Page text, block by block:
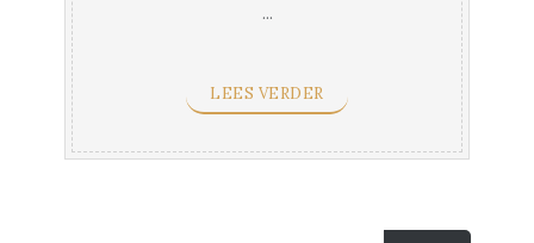
...
LEES VERDER